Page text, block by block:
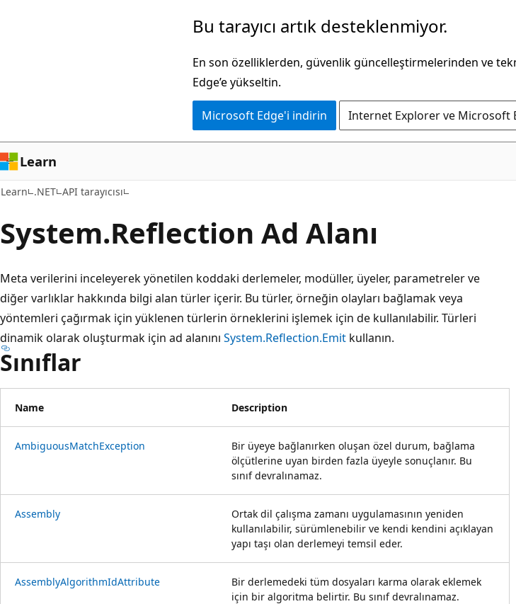
Bu tarayıcı artık desteklenmiyor.
En son özelliklerden, güvenlik güncelleştirmelerinden ve
Edge’e yükseltin.
Microsoft Edge'i indirin Internet Explorer ve Microsoft
Learn
Learn .NET API tarayıcısı
System.Reflection Ad Alanı
Meta verilerini inceleyerek yönetilen koddaki derlemeler, modüller, üyeler, parametreler ve
diğer varlıklar hakkında bilgi alan türler içerir. Bu türler, örneğin olayları bağlamak veya
yöntemleri çağırmak için yüklenen türlerin örneklerini işlemek için de kullanılabilir. Türleri
dinamik olarak oluşturmak için ad alanını System.Reflection.Emit kullanın.
Sınıflar
Name Description
AmbiguousMatchException
Bir üyeye bağlanırken oluşan özel durum, bağlama
ölçütlerine uyan birden fazla üyeyle sonuçlanır. Bu
sınıf devralınamaz.
Assembly
Ortak dil çalışma zamanı uygulamasının yeniden
kullanılabilir, sürümlenebilir ve kendi kendini açıklayan
yapı taşı olan derlemeyi temsil eder.
AssemblyAlgorithmIdAttribute
Bir derlemedeki tüm dosyaları karma olarak eklemek
için bir algoritma belirtir. Bu sınıf devralınamaz.